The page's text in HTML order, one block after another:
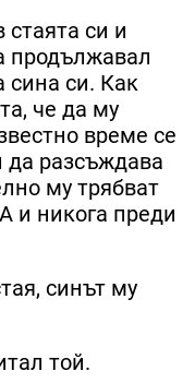
си и
продължавал
сина си. Как
че да му
време се
да разсъждава
му трябват
и никога преди
синът му
той.